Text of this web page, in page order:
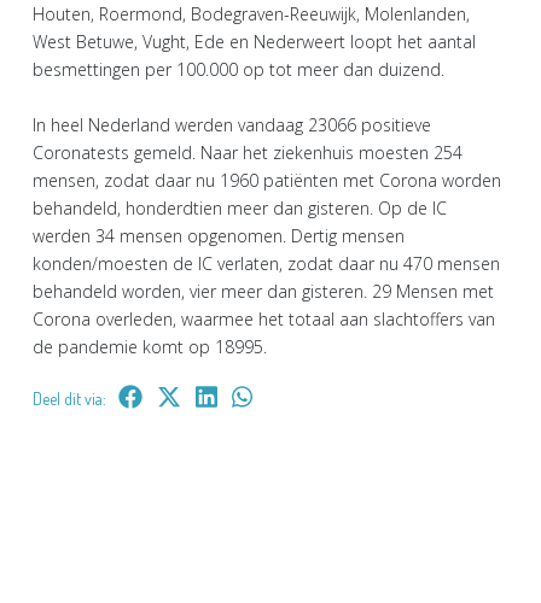
Houten, Roermond, Bodegraven-Reeuwijk, Molenlanden,
West Betuwe, Vught, Ede en Nederweert loopt het aantal
besmettingen per 100.000 op tot meer dan duizend.
In heel Nederland werden vandaag 23066 positieve
Coronatests gemeld. Naar het ziekenhuis moesten 254
mensen, zodat daar nu 1960 patiënten met Corona worden
behandeld, honderdtien meer dan gisteren. Op de IC
werden 34 mensen opgenomen. Dertig mensen
konden/moesten de IC verlaten, zodat daar nu 470 mensen
behandeld worden, vier meer dan gisteren. 29 Mensen met
Corona overleden, waarmee het totaal aan slachtoffers van
de pandemie komt op 18995.
Deel dit via: